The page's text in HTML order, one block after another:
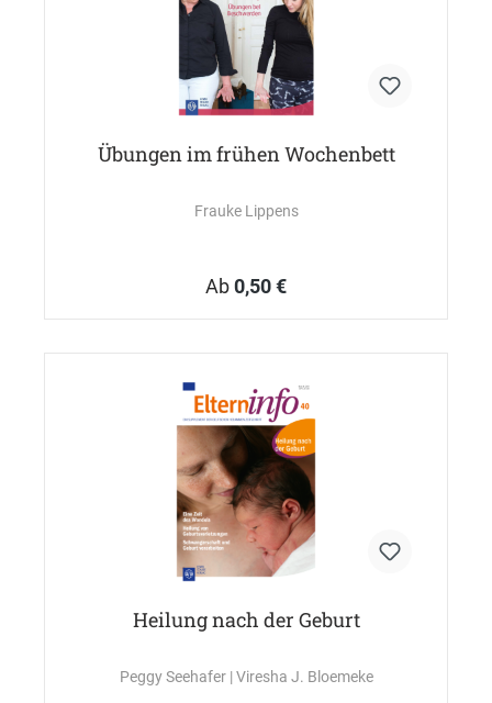
Übungen im frühen Wochenbett
Frauke Lippens
Ab0,50 €
Heilung nach der Geburt
Peggy Seehafer | Viresha J. Bloemeke